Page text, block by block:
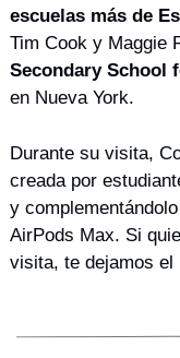
escuelas más de
Tim Cook y Maggie
Secondary School
en Nueva York.
Durante su visita,
creada por
y
AirPods Max. Si
visita, te dejamos el